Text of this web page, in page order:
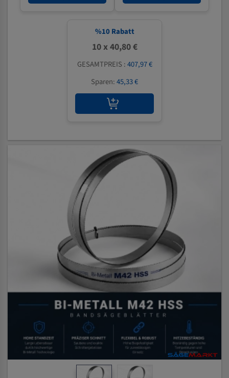
%10 Rabatt
10 x 40,80 €
GESAMTPREIS :407,97 €
Sparen:45,33 €